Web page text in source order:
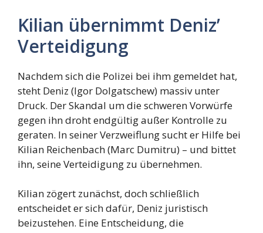
Kilian übernimmt Deniz’
Verteidigung
Nachdem sich die Polizei bei ihm gemeldet hat,
steht Deniz (Igor Dolgatschew) massiv unter
Druck. Der Skandal um die schweren Vorwürfe
gegen ihn droht endgültig außer Kontrolle zu
geraten. In seiner Verzweiflung sucht er Hilfe bei
Kilian Reichenbach (Marc Dumitru) – und bittet
ihn, seine Verteidigung zu übernehmen.
Kilian zögert zunächst, doch schließlich
entscheidet er sich dafür, Deniz juristisch
beizustehen. Eine Entscheidung, die